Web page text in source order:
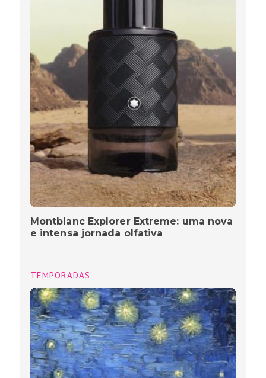
Montblanc Explorer Extreme: uma nova
e intensa jornada olfativa
TEMPORADAS